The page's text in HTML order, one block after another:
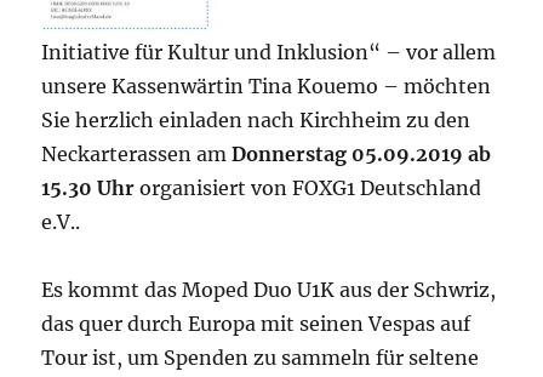
Initiative für Kultur und Inklusion“ – vor allem
unsere Kassenwärtin Tina Kouemo⁩ – möchten
Sie herzlich einladen nach Kirchheim zu den
Neckarterassen amDonnerstag 05.09.2019 ab
15.30 Uhr organisiert von FOXG1 Deutschland
e.V..
Es kommt das Moped Duo U1K aus der Schwriz,
das quer durch Europa mit seinen Vespas auf
Tour ist, um Spenden zu sammeln für seltene